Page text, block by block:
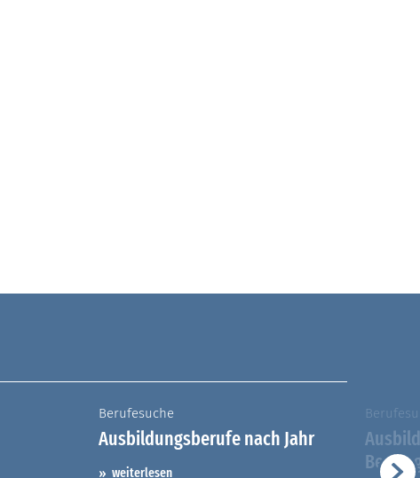
Berufesuche
Ausbildungsberufe nach Jahr
weiterlesen